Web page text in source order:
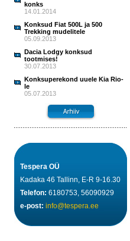
konks
14.01.2014
Konksud Fiat 500L ja 500
Trekking mudelitele
05.09.2013
Dacia Lodgy konksud
tootmises!
30.07.2013
Konksuperekond uuele Kia Rio-
le
05.07.2013
Tespera OÜ
Kadaka 46 Tallinn, E-R 9-16.30
Telefon: 6180753, 56090929
e-post: info@tespera.ee